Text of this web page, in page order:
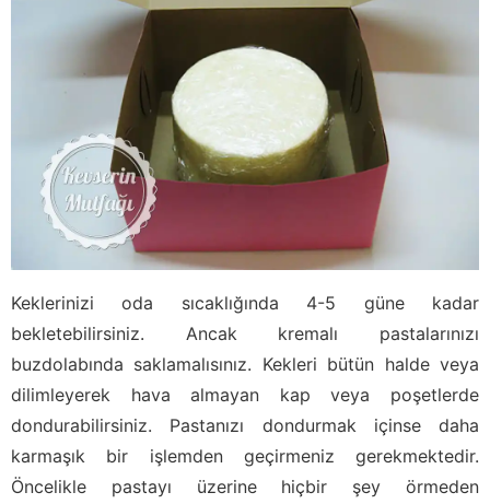
Keklerinizi oda sıcaklığında 4-5 güne kadar
bekletebilirsiniz. Ancak kremalı pastalarınızı
buzdolabında saklamalısınız. Kekleri bütün halde veya
dilimleyerek hava almayan kap veya poşetlerde
dondurabilirsiniz. Pastanızı dondurmak içinse daha
karmaşık bir işlemden geçirmeniz gerekmektedir.
Öncelikle pastayı üzerine hiçbir şey örmeden